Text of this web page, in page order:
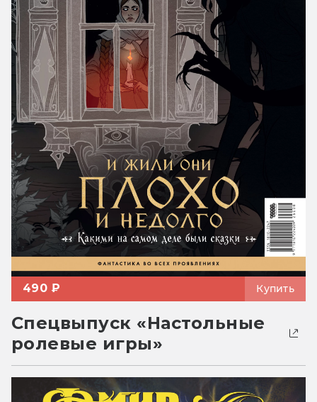
490 ₽ Купить
Спецвыпуск «Настольные
ролевые игры»